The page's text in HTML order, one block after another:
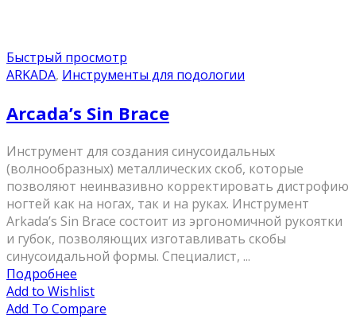
Быстрый просмотр
ARKADA, Инструменты для подологии
Arcada’s Sin Brace
Инструмент для создания синусоидальных
(волнообразных) металлических скоб, которые
позволяют неинвазивно корректировать дистрофию
ногтей как на ногах, так и на руках. Инструмент
Arkada’s Sin Brace состоит из эргономичной рукоятки
и губок, позволяющих изготавливать скобы
синусоидальной формы. Специалист, ...
Подробнее
Add to Wishlist
Add To Compare